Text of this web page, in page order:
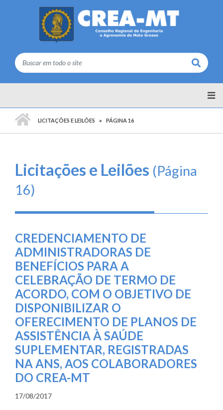
Buscar
LICITAÇÕES E LEILÕES PÁGINA 16
Licitações e Leilões (Página
16)
CREDENCIAMENTO DE
ADMINISTRADORAS DE
BENEFÍCIOS PARA A
CELEBRAÇÃO DE TERMO DE
ACORDO, COM O OBJETIVO DE
DISPONIBILIZAR O
OFERECIMENTO DE PLANOS DE
ASSISTÊNCIA À SAÚDE
SUPLEMENTAR, REGISTRADAS
NA ANS, AOS COLABORADORES
DO CREA-MT
17/08/2017